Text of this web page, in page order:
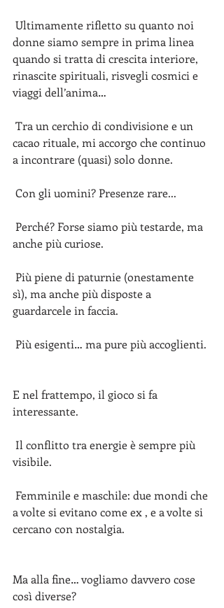
donne siamo sempre in prima linea
quando si tratta di crescita interiore,
rinascite spirituali, risvegli cosmici e
viaggi dell’anima…
cacao rituale, mi accorgo che continuo
a incontrare (quasi) solo donne.
Con gli uomini? Presenze rare...
anche più curiose.
sì), ma anche più disposte a
guardarcele in faccia.
Più esigenti… ma pure più accoglienti.
E nel frattempo, il gioco si fa
interessante.
visibile.
a volte si evitano come ex , e a volte si
cercano con nostalgia.
Ma alla fine… vogliamo davvero cose
così diverse?